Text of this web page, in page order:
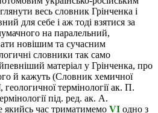
весь словник Грінченка і
для себе і аж тоді взятися за
на паралельний,
новішим та сучасним
словники так само
матеріал у Грінченка, про
й кажуть (Словник хемичної
термінології ак. П.
під. ред. ак. А.
час триматимемо VI одно з